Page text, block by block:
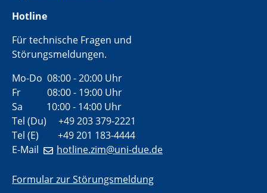
Hotline
Für technische Fragen und
Störungsmeldungen.
Mo-Do 08:00 - 20:00 Uhr
Fr 08:00 - 19:00 Uhr
Sa 10:00 - 14:00 Uhr
Tel (Du) +49 203 379-2221
Tel (E) +49 201 183-4444
E-Mail
hotline.zim@uni-due.de
Formular zur Störungsmeldung